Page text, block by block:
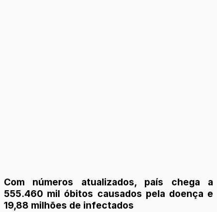
Com números atualizados, país chega a
555.460 mil óbitos causados pela doença e
19,88 milhões de infectados